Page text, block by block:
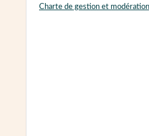
Charte de gestion et